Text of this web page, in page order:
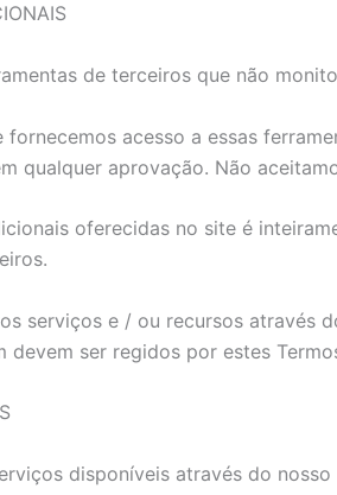
de terceiros que não
acesso a essas
qualquer aprovação. Não
oferecidas no site é
serviços e / ou recursos através
devem ser regidos por estes
disponíveis através do